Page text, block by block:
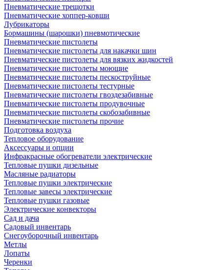
Пневматические трещотки
Пневматические хоппер-ковши
Лубрикаторы
Бормашины (шарошки) пневмотические
Пневматические пистолеты
Пневматические пистолеты для накачки шин
Пневматические пистолеты для вязких жидкостей
Пневматические пистолеты моющие
Пневматические пистолеты пескоструйные
Пневматические пистолеты тестурные
Пневматические пистолеты гвоздезабивные
Пневматические пистолеты продувочные
Пневматические пистолеты скобозабивные
Пневматические пистолеты прочие
Подготовка воздуха
Тепловое оборудование
Аксессуары и опции
Инфракрасные обогреватели электрические
Тепловые пушки дизельные
Масляные радиаторы
Тепловые пушки электрические
Тепловые завесы электрические
Тепловые пушки газовые
Электрические конвекторы
Сад и дача
Садовый инвентарь
Снегоуборочный инвентарь
Метлы
Лопаты
Черенки